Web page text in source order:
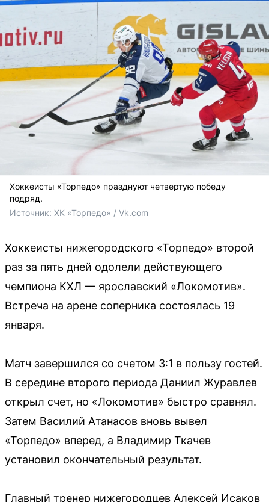
Хоккеисты «Торпедо» празднуют четвертую победу
подряд.
Источник: ХК «Торпедо» / Vk.com
Хоккеисты нижегородского «Торпедо» второй
раз за пять дней одолели действующего
чемпиона КХЛ — ярославский «Локомотив».
Встреча на арене соперника состоялась 19
января.
Матч завершился со счетом 3:1 в пользу гостей.
В середине второго периода Даниил Журавлев
открыл счет, но «Локомотив» быстро сравнял.
Затем Василий Атанасов вновь вывел
«Торпедо» вперед, а Владимир Ткачев
установил окончательный результат.
Главный тренер нижегородцев Алексей Исаков